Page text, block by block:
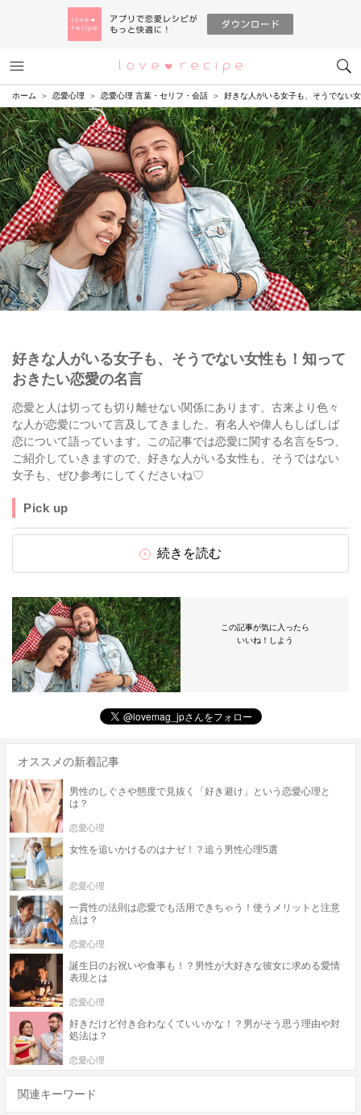
恋愛レシピ
ホーム 恋愛心理 恋愛心理 言葉・セリフ・会話 好きな人がいる女子も、そうでない
好きな人がいる女子も、そうでない女性も！知って
おきたい恋愛の名言
恋愛と人は切っても切り離せない関係にあります。古来より色々
な人が恋愛について言及してきました。有名人や偉人もしばしば
恋について語っています。この記事では恋愛に関する名言を5つ、
ご紹介していきますので、好きな人がいる女性も、そうではない
女子も、ぜひ参考にしてくださいね♡
Pick up
続きを読む
この記事が気に入ったら
いいね！しよう
オススメの新着記事
男性のしぐさや態度で見抜く「好き避け」という恋愛心理と
は？
恋愛心理
女性を追いかけるのはナゼ！？追う男性心理5選
恋愛心理
一貫性の法則は恋愛でも活用できちゃう！使うメリットと注意
点は？
恋愛心理
誕生日のお祝いや食事も！？男性が大好きな彼女に求める愛情
表現とは
恋愛心理
好きだけど付き合わなくていいかな！？男がそう思う理由や対
処法は？
恋愛心理
関連キーワード